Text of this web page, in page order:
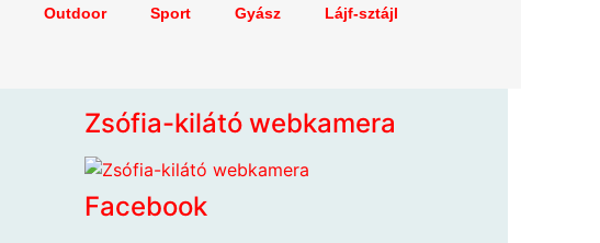
Outdoor Sport Gyász Lájf-sztájl
Zsófia-kilátó webkamera
Facebook